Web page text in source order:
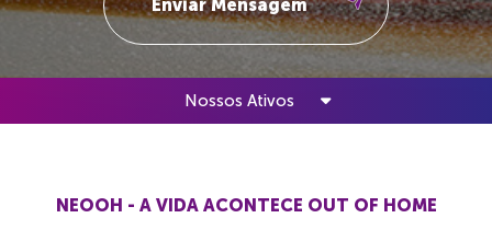
Nossos Ativos
NEOOH - A VIDA ACONTECE OUT OF HOME